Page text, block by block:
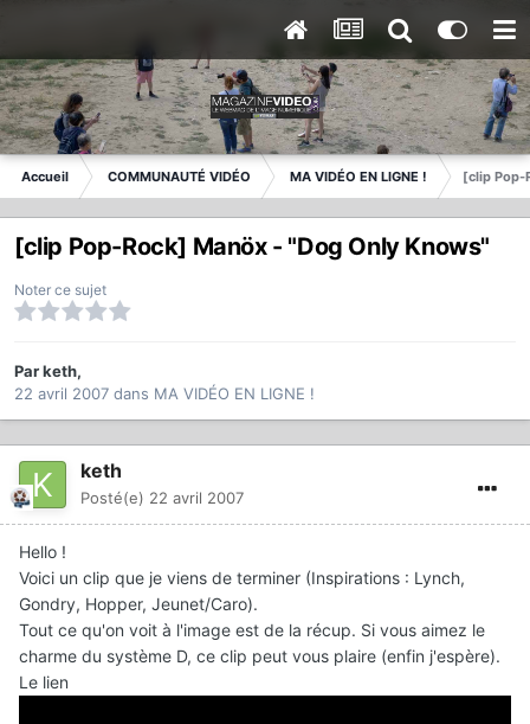
Accueil COMMUNAUTÉ VIDÉO MA VIDÉO EN LIGNE ! [clip Pop-
[clip Pop-Rock] Manöx - "Dog Only Knows"
Noter ce sujet
Parketh,
22 avril 2007 dans MA VIDÉO EN LIGNE !
keth
Posté(e) 22 avril 2007
Hello !
Voici un clip que je viens de terminer (Inspirations : Lynch,
Gondry, Hopper, Jeunet/Caro).
Tout ce qu'on voit à l'image est de la récup. Si vous aimez le
charme du système D, ce clip peut vous plaire (enfin j'espère).
Le lien